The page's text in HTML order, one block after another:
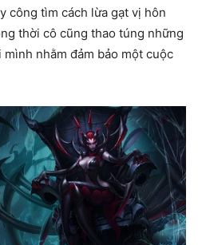
công tìm cách lừa gạt vị hôn
thời cô cũng thao túng những
nhằm đảm bảo một cuộc